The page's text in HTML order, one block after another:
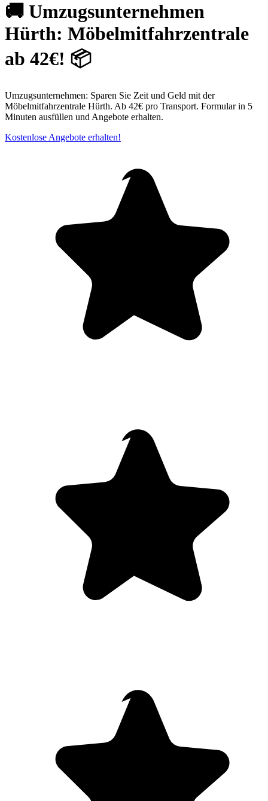
🚚 Umzugsunternehmen
Hürth: Möbelmitfahrzentrale
ab 42€! 📦
Umzugsunternehmen: Sparen Sie Zeit und Geld mit der
Möbelmitfahrzentrale Hürth. Ab 42€ pro Transport. Formular in 5
Minuten ausfüllen und Angebote erhalten.
Kostenlose Angebote erhalten!